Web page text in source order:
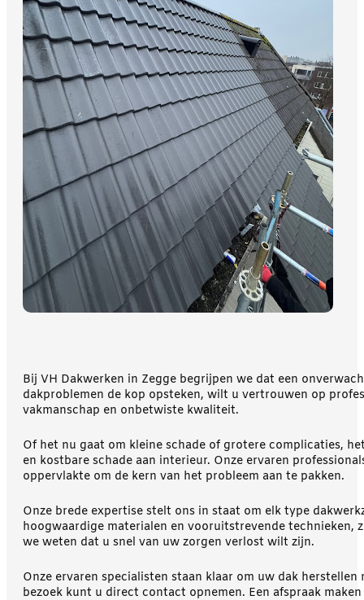
Bij VH Dakwerken in Zegge begrijpen we dat een
dakproblemen de kop opsteken, wilt u vertrouwen op
vakmanschap en onbetwiste kwaliteit.
Of het nu gaat om kleine schade of grotere complicaties,
en kostbare schade aan interieur. Onze ervaren
oppervlakte om de kern van het probleem aan te pakken.
Onze brede expertise stelt ons in staat om elk type
hoogwaardige materialen en vooruitstrevende technieken,
we weten dat u snel van uw zorgen verlost wilt zijn.
Onze ervaren specialisten staan klaar om uw dak
bezoek kunt u direct contact opnemen. Een afspraak